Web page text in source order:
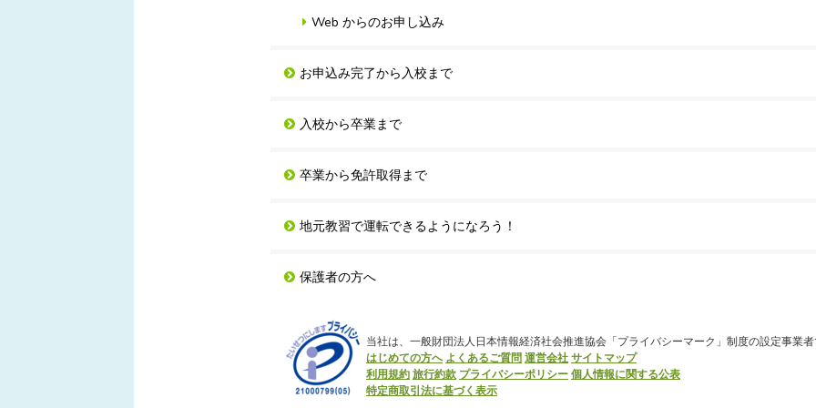
Web からのお申し込み
お申込み完了から入校まで
入校から卒業まで
卒業から免許取得まで
地元教習で運転できるようになろう！
保護者の方へ
当社は、一般財団法人日本情報経済社会推進協会「プライバシーマーク」制度の設定事業
はじめての方へ よくあるご質問 運営会社サイトマップ
利用規約旅行約款 プライバシーポリシー個人情報に関する公表
特定商取引法に基づく表示